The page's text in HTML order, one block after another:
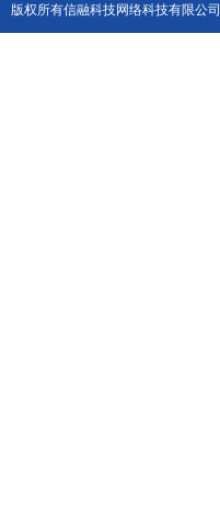
版权所有信融科技网络科技有限公司